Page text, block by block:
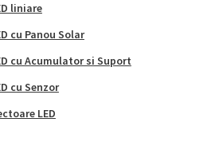
liniare
cu Panou Solar
cu Acumulator si Suport
cu Senzor
LED